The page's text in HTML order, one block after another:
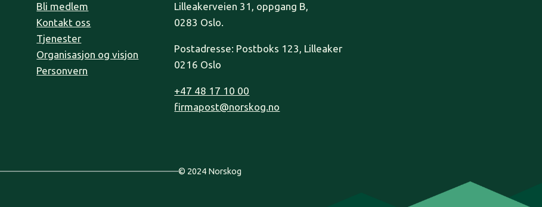
Bli medlem
Kontakt oss
Tjenester
Organisasjon og visjon
Personvern
Lilleakerveien 31, oppgang B,
0283 Oslo.
Postadresse: Postboks 123, Lilleaker
0216 Oslo
+47 48 17 10 00
firmapost@norskog.no
© 2024 Norskog